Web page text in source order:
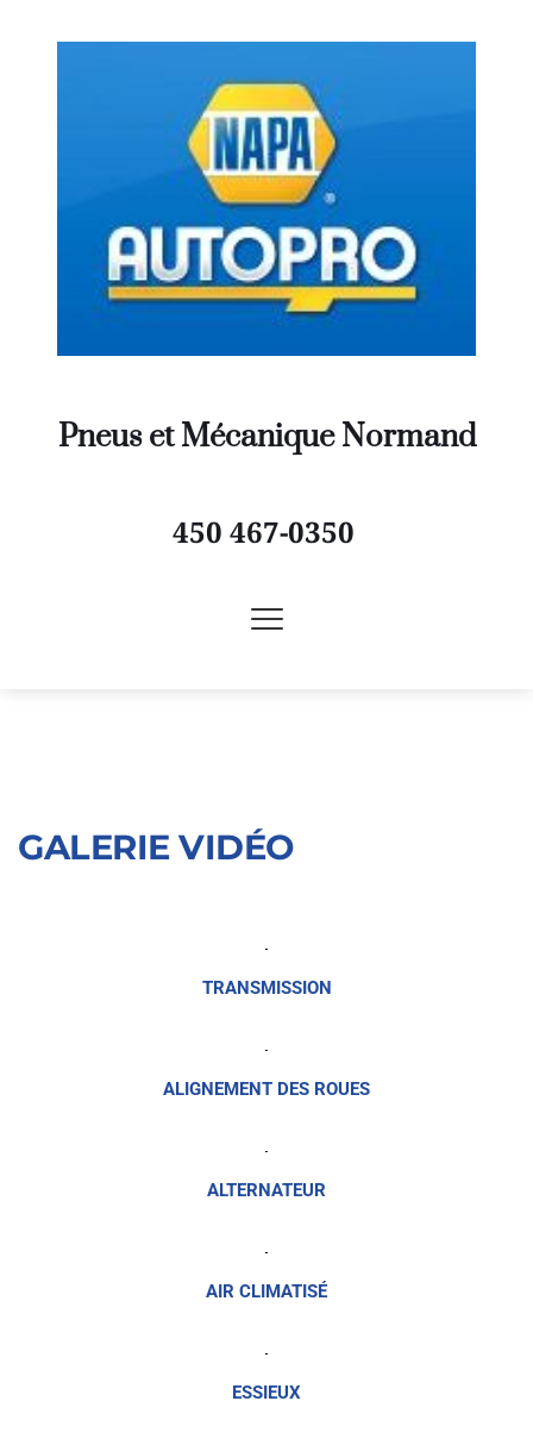
Pneus et Mécanique Normand
450 467-0350
GALERIE VIDÉO
TRANSMISSION
ALIGNEMENT DES ROUES
ALTERNATEUR
AIR CLIMATISÉ
ESSIEUX